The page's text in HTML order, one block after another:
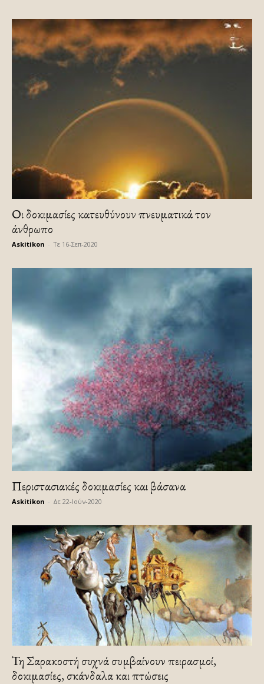
Οι δοκιμασίες κατευθύνουν πνευματικά τον
άνθρωπο
Askitikon Τε 16-Σεπ-2020
Περιστασιακές δοκιμασίες και βάσανα
Askitikon Δε 22-Ιούν-2020
Τη Σαρακοστή συχνά συμβαίνουν πειρασμοί,
δοκιμασίες, σκάνδαλα και πτώσεις